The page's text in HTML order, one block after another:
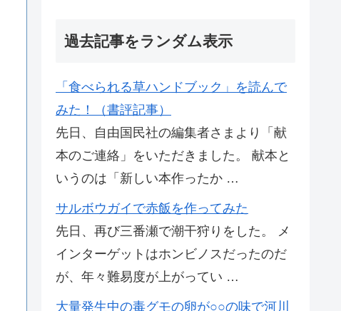
過去記事をランダム表示
「食べられる草ハンドブック」を読んで
みた！（書評記事）
先日、自由国民社の編集者さまより「献
本のご連絡」をいただきました。 献本と
いうのは「新しい本作ったか …
サルボウガイで赤飯を作ってみた
先日、再び三番瀬で潮干狩りをした。 メ
インターゲットはホンビノスだったのだ
が、年々難易度が上がってい …
大量発生中の毒グモの卵が○○の味で河川